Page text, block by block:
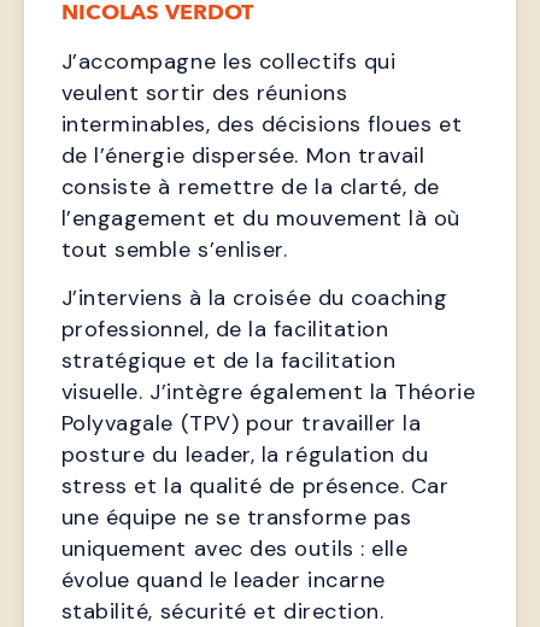
NICOLAS VERDOT
J’accompagne les collectifs qui
veulent sortir des réunions
interminables, des décisions floues et
de l’énergie dispersée. Mon travail
consiste à remettre de la clarté, de
l’engagement et du mouvement là où
tout semble s’enliser.
J’interviens à la croisée du coaching
professionnel, de la facilitation
stratégique et de la facilitation
visuelle. J’intègre également la Théorie
Polyvagale (TPV) pour travailler la
posture du leader, la régulation du
stress et la qualité de présence. Car
une équipe ne se transforme pas
uniquement avec des outils : elle
évolue quand le leader incarne
stabilité, sécurité et direction.